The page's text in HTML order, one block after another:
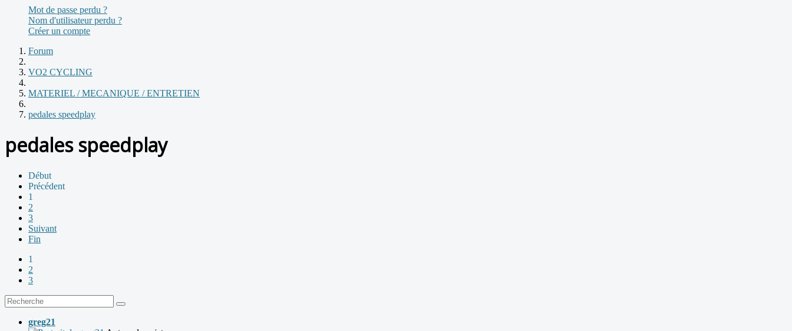
Mot de passe perdu ?
Nom d'utilisateur perdu ?
Créer un compte
Forum
VO2 CYCLING
MATERIEL / MECANIQUE / ENTRETIEN
pedales speedplay
pedales speedplay
Début
Précédent
1
2
3
Suivant
Fin
1
2
3
greg21